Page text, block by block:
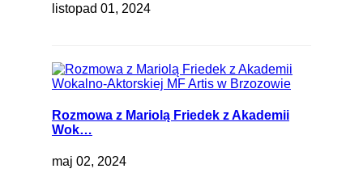
listopad 01, 2024
Rozmowa z Mariolą Friedek z Akademii
Wok…
maj 02, 2024